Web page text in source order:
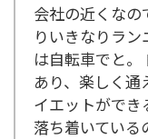
会社の近くな
りいきなりラ
は自転車でと
あり、楽しく通
イエットができ
落ち着いている